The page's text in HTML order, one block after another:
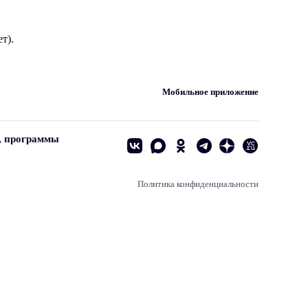
Мобильное приложение
программы
Политика конфиденциальности